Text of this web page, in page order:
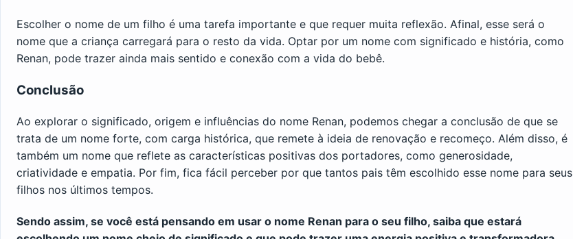
Escolher o nome de um filho é uma tarefa importante e que requer muita reflexão. Afinal, esse será o
nome que a criança carregará para o resto da vida. Optar por um nome com significado e história, como
Renan, pode trazer ainda mais sentido e conexão com a vida do bebê.
Conclusão
Ao explorar o significado, origem e influências do nome Renan, podemos chegar a conclusão de que se
trata de um nome forte, com carga histórica, que remete à ideia de renovação e recomeço. Além disso, é
também um nome que reflete as características positivas dos portadores, como generosidade,
criatividade e empatia. Por fim, fica fácil perceber por que tantos pais têm escolhido esse nome para seus
filhos nos últimos tempos.
Sendo assim, se você está pensando em usar o nome Renan para o seu filho, saiba que estará